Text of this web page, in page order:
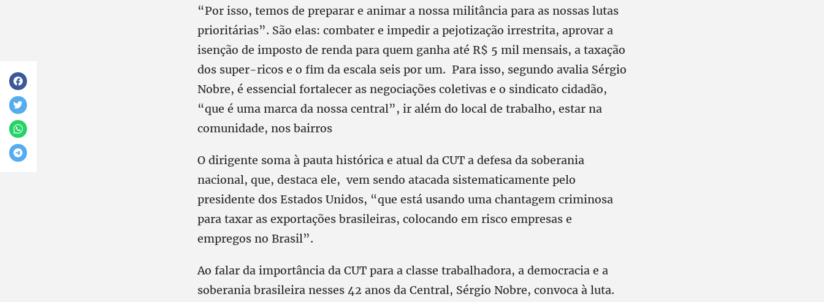
“Por isso, temos de preparar e animar a nossa militância para as nossas lutas
prioritárias”. São elas: combater e impedir a pejotização irrestrita, aprovar a
isenção de imposto de renda para quem ganha até R$ 5 mil mensais, a taxação
dos super-ricos e o fim da escala seis por um. Para isso, segundo avalia Sérgio
Nobre, é essencial fortalecer as negociações coletivas e o sindicato cidadão,
“que é uma marca da nossa central”, ir além do local de trabalho, estar na
comunidade, nos bairros
O dirigente soma à pauta histórica e atual da CUT a defesa da soberania
nacional, que, destaca ele, vem sendo atacada sistematicamente pelo
presidente dos Estados Unidos, “que está usando uma chantagem criminosa
para taxar as exportações brasileiras, colocando em risco empresas e
empregos no Brasil”.
Ao falar da importância da CUT para a classe trabalhadora, a democracia e a
soberania brasileira nesses 42 anos da Central, Sérgio Nobre, convoca à luta.